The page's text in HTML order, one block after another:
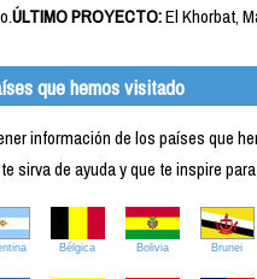
ÚLTIMO PROYECTO:El Khorbat,
que hemos visitado
información de los países que
sirva de ayuda y que te inspire
Bélgica Bolivia Brunei